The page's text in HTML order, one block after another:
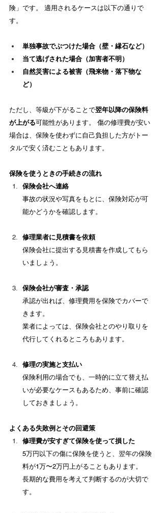
険」です。 適用されるケースは以下の通りで
す。
単独事故でぶつけた場合（壁・縁石など）
当て逃げされた場合（加害者不明）
自然災害による被害（飛来物・落下物な
ど）
ただし、等級が下がることで翌年以降の保険料
が上がる可能性があります。 傷の修理費が安い
場合は、保険を使わずに自己負担した方がトー
タルで安く済むこともあります。
保険を使うときの手続きの流れ
保険会社へ連絡
事故の状況や写真をもとに、保険対応が可
能かどうかを確認します。
修理業者に見積書を依頼
保険会社に提出する見積書を作成してもら
いましょう。
保険会社が審査・承認
承認が出れば、修理費用を保険でカバーで
きます。
業者によっては、保険会社とのやり取りを
代行してくれるところもあります。
修理の実施と支払い
保険利用の場合でも、一時的に立て替え払
いが必要なケースもあるため、事前に確認
しておきましょう。
よくある失敗例とその回避策
修理費が安すぎて保険を使って損した
5万円以下の傷に保険を使うと、翌年の保険
料が1万〜2万円上がることもあります。
長期的な費用を考えて判断するのが大切で
す。